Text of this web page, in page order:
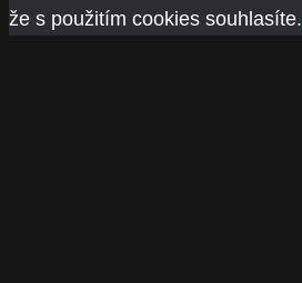
že s použitím cookies souhlasíte.